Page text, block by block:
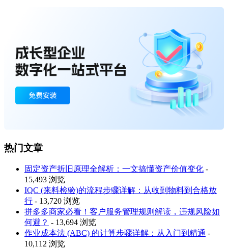
热门文章
固定资产折旧原理全解析：一文搞懂资产价值变化 -
15,493 浏览
IQC (来料检验)的流程步骤详解：从收到物料到合格放
行 - 13,720 浏览
拼多多商家必看！客户服务管理规则解读，违规风险如
何避？ - 13,694 浏览
作业成本法 (ABC) 的计算步骤详解：从入门到精通 -
10,112 浏览